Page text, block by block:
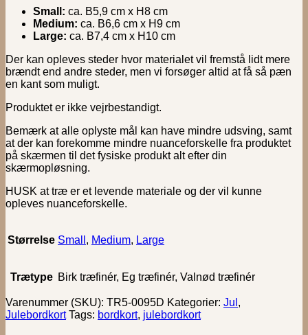
Small: ca. B5,9 cm x H8 cm
Medium: ca. B6,6 cm x H9 cm
Large: ca. B7,4 cm x H10 cm
Der kan opleves steder hvor materialet vil fremstå lidt mere
brændt end andre steder, men vi forsøger altid at få så pæn
en kant som muligt.
Produktet er ikke vejrbestandigt.
Bemærk at alle oplyste mål kan have mindre udsving, samt
at der kan forekomme mindre nuanceforskelle fra produktet
på skærmen til det fysiske produkt alt efter din
skærmopløsning.
HUSK at træ er et levende materiale og der vil kunne
opleves nuanceforskelle.
Størrelse Small , Medium, Large
Trætype Birk træfinér, Eg træfinér, Valnød træfinér
Varenummer (SKU): TR5-0095D Kategorier: Jul ,
Julebordkort Tags: bordkort, julebordkort